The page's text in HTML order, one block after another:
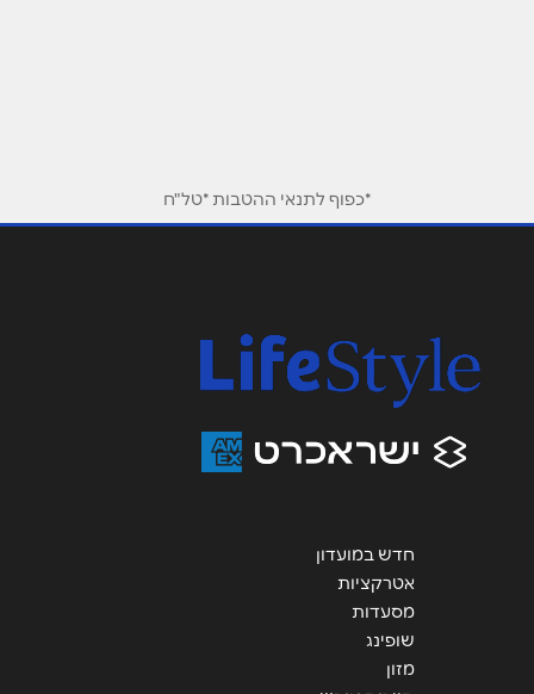
הודעה*
*כפוף לתנאי ההטבות *טל"ח
חדש במועדון
אטרקציות
מסעדות
שופינג
מזון